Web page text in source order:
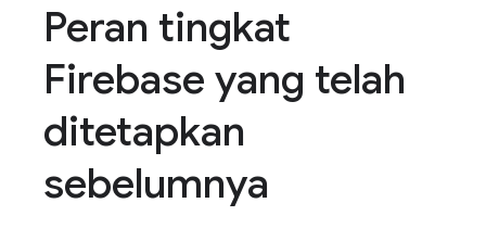
Peran tingkat
Firebase yang telah
ditetapkan
sebelumnya